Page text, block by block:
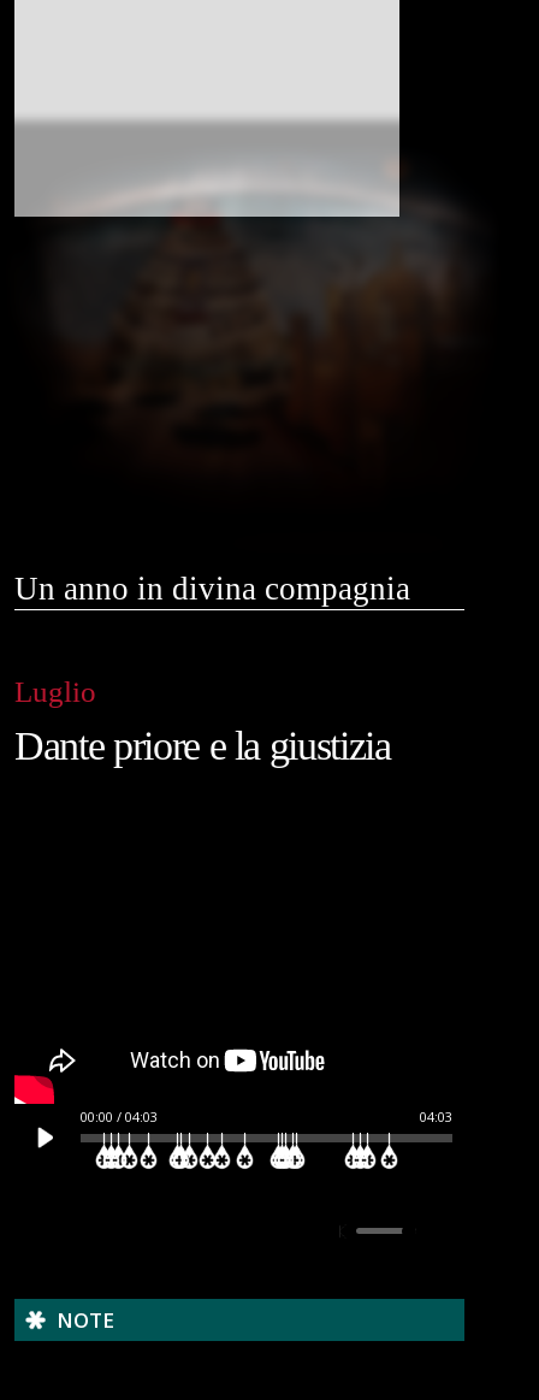
Un anno in divina compagnia
Luglio
Dante priore e la giustizia
00:00 / 04:03 04:03
NOTE